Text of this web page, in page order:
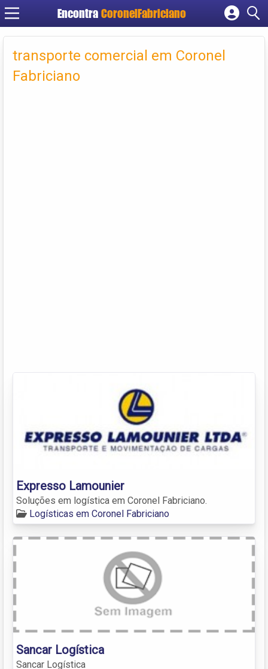
Encontra CoronelFabriciano
Cadastrar empresa
Criar conta
transporte comercial em Coronel
Fabriciano
Expresso Lamounier
Soluções em logística em Coronel Fabriciano.
Logísticas em Coronel Fabriciano
Sancar Logística
Sancar Logística